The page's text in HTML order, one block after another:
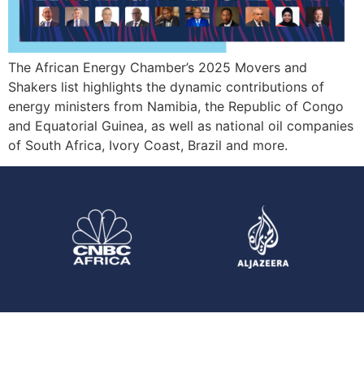
The African Energy Chamber’s 2025 Movers and
Shakers list highlights the dynamic contributions of
energy ministers from Namibia, the Republic of Congo
and Equatorial Guinea, as well as national oil companies
of South Africa, Ivory Coast, Brazil and more.